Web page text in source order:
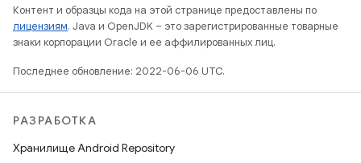
Контент и образцы кода на этой странице предоставлены по
лицензиям. Java и OpenJDK – это зарегистрированные товарные
знаки корпорации Oracle и ее аффилированных лиц.
Последнее обновление: 2022-06-06 UTC.
РАЗРАБОТКА
Хранилище Android Repository